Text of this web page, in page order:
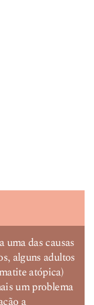
uma das causas
alguns adultos
atópica)
um problema
a